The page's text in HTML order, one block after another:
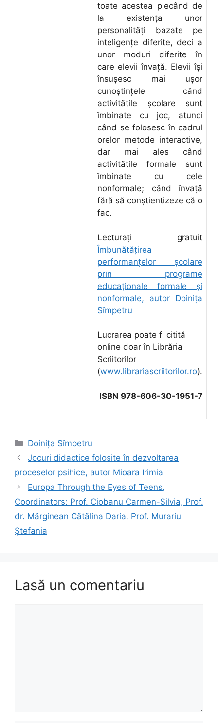
toate acestea plecând de
la existenţa unor
personalităţi bazate pe
inteligenţe diferite, deci a
unor moduri diferite în
care elevii învaţă. Elevii îşi
însuşesc mai uşor
cunoştinţele când
activităţile şcolare sunt
îmbinate cu joc, atunci
când se folosesc în cadrul
orelor metode interactive,
dar mai ales când
activităţile formale sunt
îmbinate cu cele
nonformale; când învaţă
fără să conştientizeze că o
fac.
Lecturați gratuit
Îmbunătăţirea
performanţelor şcolare
prin programe
educaţionale formale şi
nonformale, autor Doinița
Sîmpetru
Lucrarea poate fi citită
online doar în Librăria
Scriitorilor
(www.librariascriitorilor.ro).
ISBN 978-606-30-1951-7
Categorii
Doinița Sîmpetru
Jocuri didactice folosite în dezvoltarea
proceselor psihice, autor Mioara Irimia
Europa Through the Eyes of Teens,
Coordinators: Prof. Ciobanu Carmen-Silvia, Prof.
dr. Mărginean Cătălina Daria, Prof. Murariu
Ștefania
Lasă un comentariu